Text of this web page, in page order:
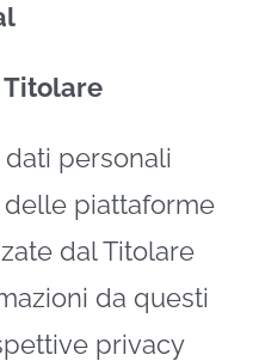
personali
piattaforme
dal Titolare
da questi
privacy